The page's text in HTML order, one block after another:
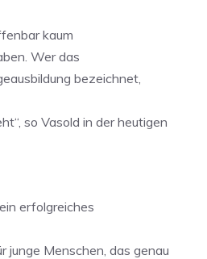
kaum
Wer das
bezeichnet,
so Vasold in der heutigen
erfolgreiches
junge Menschen, das genau